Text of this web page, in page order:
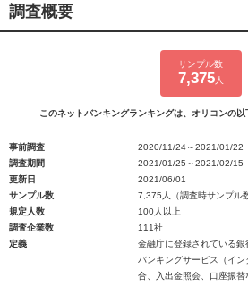
調査概要
サンプル数
7,375人
このネットバンキングランキングは、オリコンの以
事前調査
2020/11/24～2021/01/22
調査期間
2021/01/25～2021/02/15
更新日
2021/06/01
サンプル数
7,375人（調査時サンプル
規定人数
100人以上
調査企業数
111社
定義
金融庁に登録されている
バンキングサービス（イ
合、入出金照会、口座振替